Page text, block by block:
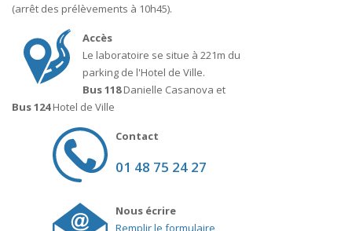
(arrêt des prélèvements à 10h45).
Accès
Le laboratoire se situe à 221m du
parking de l'Hotel de Ville.
Bus 118Danielle Casanova et
Bus 124Hotel de Ville
Contact
01 48 75 24 27
Nous écrire
Remplir le formulaire